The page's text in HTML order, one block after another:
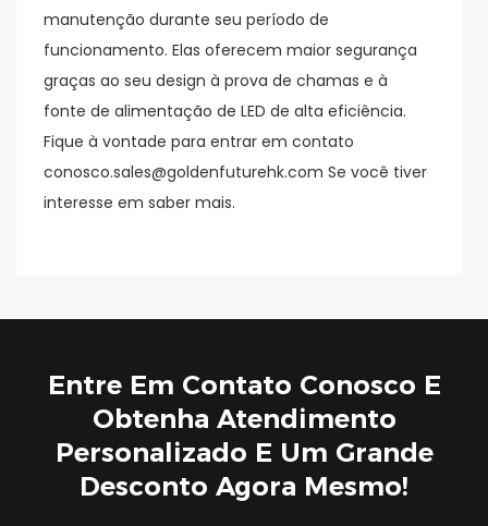
manutenção durante seu período de
funcionamento. Elas oferecem maior segurança
graças ao seu design à prova de chamas e à
fonte de alimentação de LED de alta eficiência.
Fique à vontade para entrar em contato
conosco.sales@goldenfuturehk.com Se você tiver
interesse em saber mais.
Entre Em Contato Conosco E
Obtenha Atendimento
Personalizado E Um Grande
Desconto Agora Mesmo!